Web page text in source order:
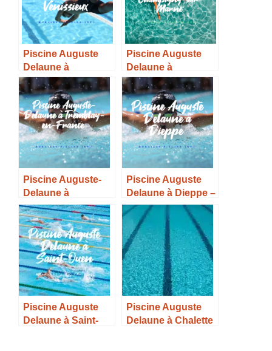
Piscine Auguste
Delaune à
Vénissieux –
Horaires, Tarifs et
Infos –
Piscine Auguste
Delaune à
Champigny-sur-
Marne – Horaires,
Tarifs et Infos –
Piscine Auguste-
Delaune à
Tremblay-en-
France – Horaires,
Tarifs et Infos –
Piscine Auguste
Delaune à Dieppe –
Horaires, Tarifs et
Infos –
Piscine Auguste
Delaune à Saint-
Piscine Auguste
Delaune à Chalette